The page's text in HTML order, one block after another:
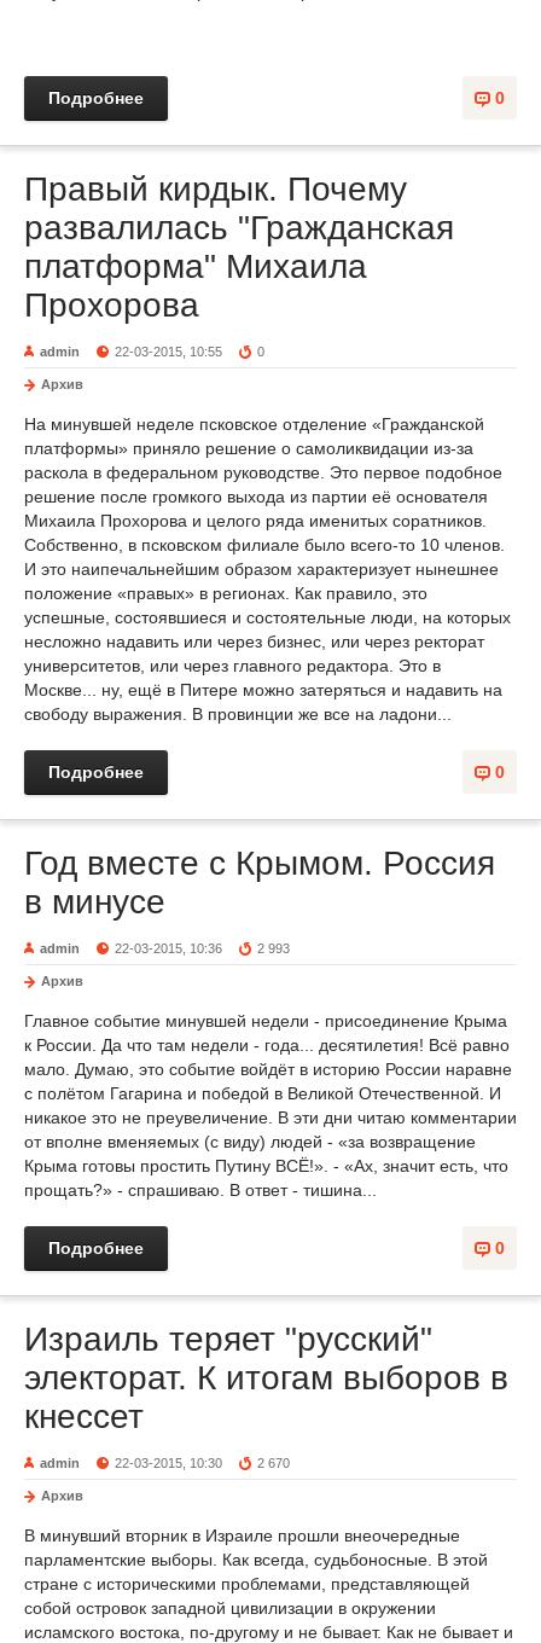
0
Подробнее
Правый кирдык. Почему
развалилась "Гражданская
платформа" Михаила
Прохорова
admin 22-03-2015, 10:55 0
Архив
На минувшей неделе псковское отделение «Гражданской
платформы» приняло решение о самоликвидации из-за
раскола в федеральном руководстве. Это первое подобное
решение после громкого выхода из партии её основателя
Михаила Прохорова и целого ряда именитых соратников.
Собственно, в псковском филиале было всего-то 10 членов.
И это наипечальнейшим образом характеризует нынешнее
положение «правых» в регионах. Как правило, это
успешные, состоявшиеся и состоятельные люди, на которых
несложно надавить или через бизнес, или через ректорат
университетов, или через главного редактора. Это в
Москве... ну, ещё в Питере можно затеряться и надавить на
свободу выражения. В провинции же все на ладони...
0
Подробнее
Год вместе с Крымом. Россия
в минусе
admin 22-03-2015, 10:36 2 993
Архив
Главное событие минувшей недели - присоединение Крыма
к России. Да что там недели - года... десятилетия! Всё равно
мало. Думаю, это событие войдёт в историю России наравне
с полётом Гагарина и победой в Великой Отечественной. И
никакое это не преувеличение. В эти дни читаю комментарии
от вполне вменяемых (с виду) людей - «за возвращение
Крыма готовы простить Путину ВСЁ!». - «Ах, значит есть, что
прощать?» - спрашиваю. В ответ - тишина...
0
Подробнее
Израиль теряет "русский"
электорат. К итогам выборов в
кнессет
admin 22-03-2015, 10:30 2 670
Архив
В минувший вторник в Израиле прошли внеочередные
парламентские выборы. Как всегда, судьбоносные. В этой
стране с историческими проблемами, представляющей
собой островок западной цивилизации в окружении
исламского востока, по-другому и не бывает. Как не бывает и